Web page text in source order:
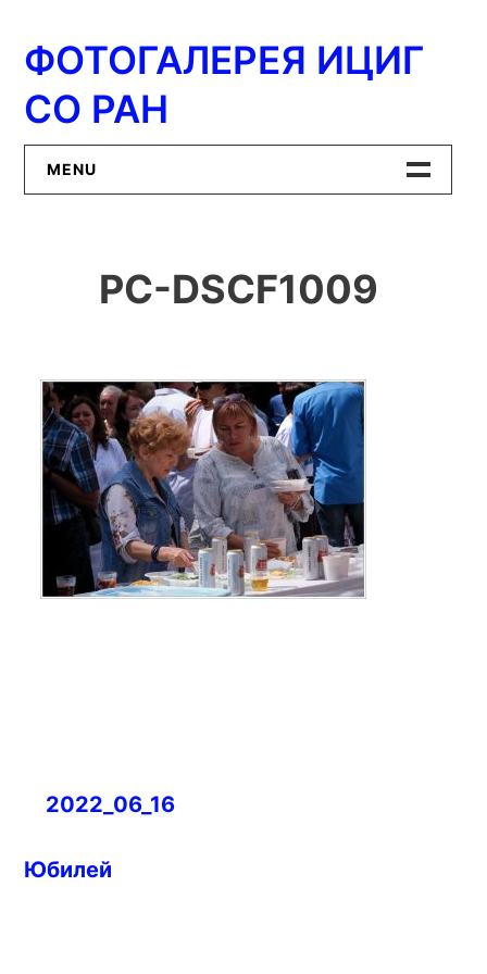
содержимому
ФОТОГАЛЕРЕЯ ИЦИГ
СО РАН
MENU
ИЦиГ СО РАН
PC-DSCF1009
Навигация
записям
2022_06_16
Юбилей